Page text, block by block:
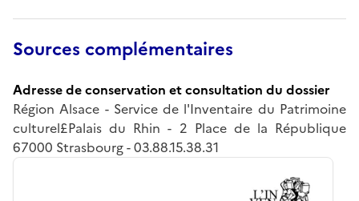
Sources complémentaires
Adresse de conservation et consultation du dossier
Région Alsace - Service de l'Inventaire du Patrimoine
culturel£Palais du Rhin - 2 Place de la République
67000 Strasbourg - 03.88.15.38.31